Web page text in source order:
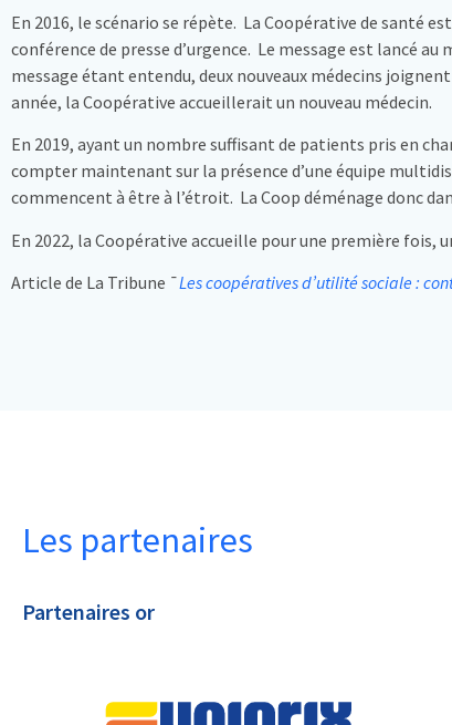
En 2016, le scénario se répète. La Coopérative de santé
conférence de presse d’urgence. Le message est lancé
message étant entendu, deux nouveaux médecins
année, la Coopérative accueillerait un nouveau médecin.
En 2019, ayant un nombre suffisant de patients pris en
compter maintenant sur la présence d’une équipe
commencent à être à l’étroit. La Coop déménage donc
En 2022, la Coopérative accueille pour une première
Article de La Tribune ¯Les coopératives d’utilité sociale :
Les partenaires
Partenaires or